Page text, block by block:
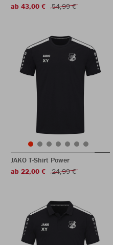
ab 43,00 €
54,99 €
JAKO T-Shirt Power
ab 22,00 €
24,99 €